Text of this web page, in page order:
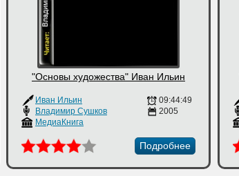
"Основы художества" Иван Ильин
Иван Ильин
Владимир Сушков
МедиаКнига
09:44:49
2005
Подробнее